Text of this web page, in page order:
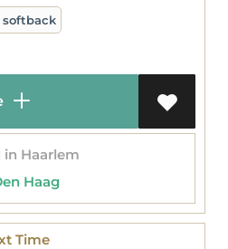
softback
in Haarlem
Haag
Time